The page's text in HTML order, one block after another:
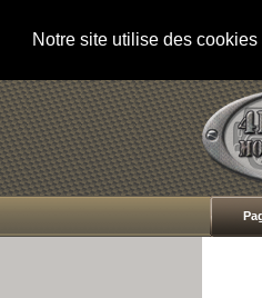
Notre site utilise des